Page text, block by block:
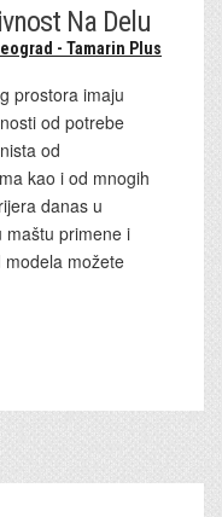
Na Delu
- Tamarin Plus
prostora imaju
od potrebe
od
kao i od mnogih
danas u
maštu primene i
možete